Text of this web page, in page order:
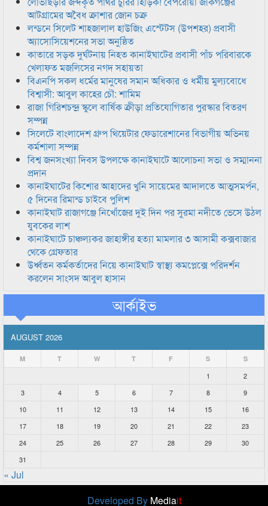
আটগ্রামের অবৈধ ক্রাশার জোন চক্র
লন্ডনে সিলেট শাহজালাল হাউজিং এস্টেটস (উপশহর) প্রবাসী
অ্যাসোসিয়েশনের সভা অনুষ্ঠিত
কাতারে সড়ক দুর্ঘটনায় নিহত কানাইঘাটের প্রবাসী পাঁচ পরিবারকে
খেলাফত মজলিসের নগদ সহায়তা
বিএনপি সকল ধর্মের মানুষের সমান অধিকার ও ধর্মীয় মুল্যবোধে
বিশ্বাসী: আবুল কাহের চৌ: শামিম
রাজা গিরিশচন্দ্র স্কুলে বার্ষিক ক্রীড়া প্রতিযোগিতার পুরস্কার বিতরণ
সম্পন্ন
সিলেটে বাংলাদেশ গ্রুপ থিয়েটার ফেডারেশানের বিভাগীয় অভিনয়
কর্মশালা সম্পন্ন
বিশ্ব জনসংখ্যা দিবস উপলক্ষে কানাইঘাটে আলোচনা সভা ও সম্মাননা
প্রদান
কানাইঘাটের কিশোর আহাদের খুনি সায়েমের আদালতে আত্মসমর্পন,
৫ দিনের রিমান্ড চাইবে পুলিশ
কানাইঘাট রাজাগঞ্জে নিখোঁজের দুই দিন পর সুরমা নদীতে ভেসে উঠল
যুবকের লাশ
কানাইঘাটে চাঞ্চল্যকর জাহাঙ্গীর হত্যা মামলার ৩ আসামী কক্সবাজার
থেকে গ্রেফতার
উর্ধ্বতন কর্মকর্তাদের নিয়ে কানাইঘাট স্বাস্থ্য কমপ্লেক্সে পরিদর্শন
করলেন সাংসদ আবুল হাসান
আর্কাইভ
AUGUST 2026
M T W T F S S
1
2
3
4 5 6 7 8
9
10
11 12 13 14 15
16
17
18 19 20 21 22
23
24
25 26 27 28 29
30
31
« Jul
Developed By Mediait